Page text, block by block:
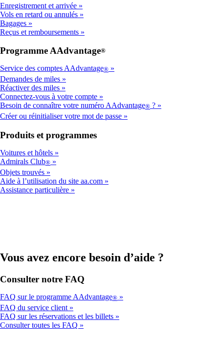
Enregistrement et arrivée
Vols en retard ou annulés
Bagages
Reçus et remboursements
Programme AAdvantage®
Service des comptes AAdvantage®
Demandes de miles
Réactiver des miles
Connectez-vous à votre compte
Besoin de connaître votre numéro AAdvantage® ?
Créer ou réinitialiser votre mot de passe
Produits et programmes
Voitures et hôtels
Admirals Club®
Objets trouvés
Aide à l’utilisation du site aa.com
Assistance particulière
Vous avez encore besoin d’aide ?
Consulter notre FAQ
FAQ sur le programme AAdvantage®
FAQ du service client
FAQ sur les réservations et les billets
Consulter toutes les FAQ